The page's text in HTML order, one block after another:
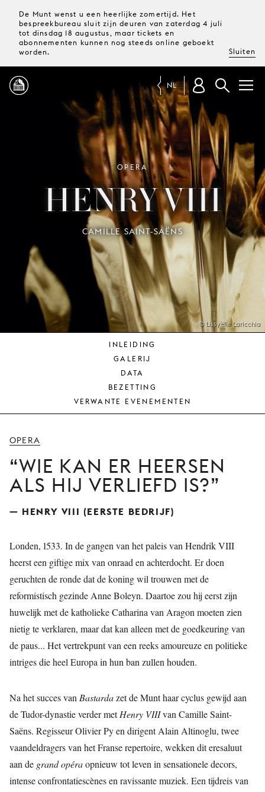
De Munt wenst u een heerlijke zomertijd. Het
bespreekbureau sluit zijn deuren van zaterdag 4 juli
tot dinsdag 18 augustus, maar tickets en
abonnementen kunnen nog steeds online geboekt
worden.
Sluiten
PROGRAMMA
MAGAZINE
TICKETS &
ABONNEMENTEN
UW
BEZOEK
JONG
PUBLIEK
MUNT
ONS
NL
© Lissyelle Laricchia
OPERA
HENRY VIII
CAMILLE SAINT-SAËNS
INLEIDING
GALERIJ
DATA
BEZETTING
VERWANTE EVENEMENTEN
OPERA
WIE KAN ER HEERSEN
ALS HIJ VERLIEFD IS?
— HENRY VIII (EERSTE BEDRIJF)
Londen, 1533. In de gangen van het paleis van Hendrik VIII
heerst een giftige mix van onraad en achterdocht. Er doen
geruchten de ronde dat de koning wil trouwen met de
reformistisch gezinde Anne Boleyn. Daartoe zou hij eerst zijn
huwelijk met de katholieke Catharina van Aragon moeten zien
nietig te verklaren, maar dat kan alleen met de goedkeuring van
de paus... Het vertrekpunt van een reeks amoureuze en politieke
intriges die heel Europa in hun ban zullen houden.
Na het succes van Bastardazet de Munt haar cyclus gewijd aan
de Tudor-dynastie verder metHenry VIIIvan Camille Saint-
Saëns. Regisseur Olivier Py en dirigent Alain Altinoglu, twee
vaandeldragers van het Franse repertoire, wekken dit eresaluut
aan de grand opéraopnieuw tot leven in sensationele decors,
intense confrontatiescènes en ravissante muziek. Een tijdreis van